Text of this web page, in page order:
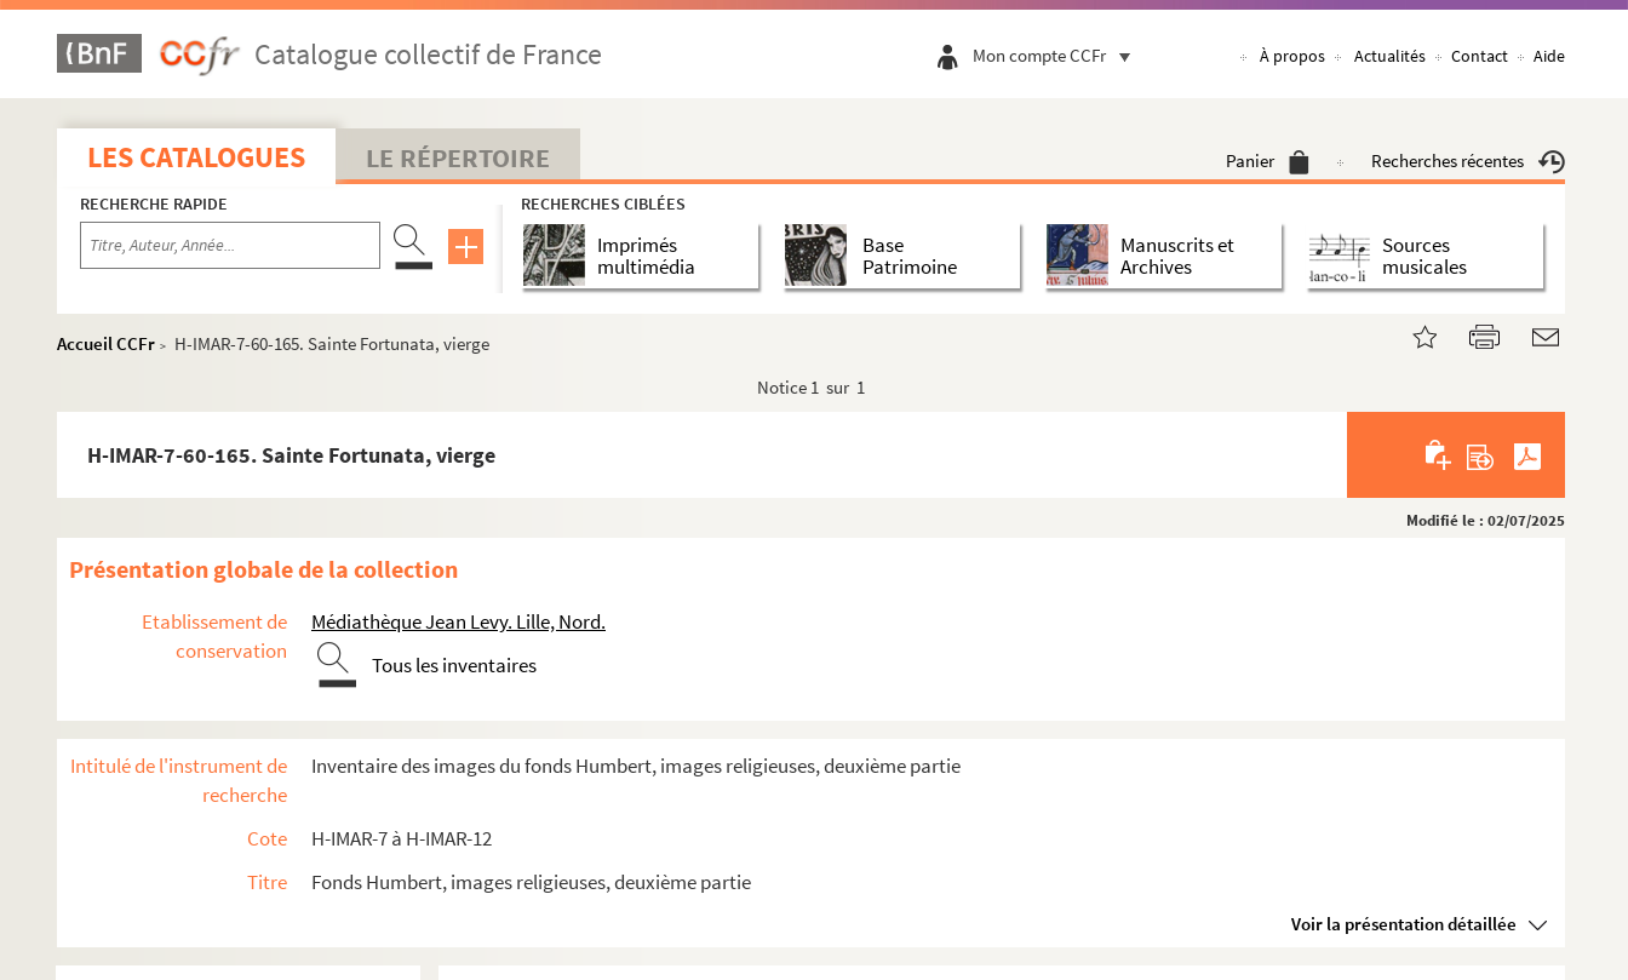
Catalogue collectif de France Mon compte CCFr À propos Actualités Contact Aide
LES CATALOGUES LE RÉPERTOIRE Panier Recherches récentes
RECHERCHE RAPIDE RECHERCHES CIBLÉES
Imprimés
multimédia
Base
Patrimoine
Manuscrits et
Archives
Sources
musicales
Accueil CCFr >
H-IMAR-7-60-165. Sainte Fortunata, vierge
Notice 1 sur 1
H-IMAR-7-60-165. Sainte Fortunata, vierge
Modifié le : 02/07/2025
Présentation globale de la collection
Etablissement de
conservation
Médiathèque Jean Levy. Lille, Nord.
Tous les inventaires
Intitulé de l'instrument de
recherche
Inventaire des images du fonds Humbert, images religieuses, deuxième partie
Cote
H-IMAR-7 à H-IMAR-12
Titre
Fonds Humbert, images religieuses, deuxième partie
Voir la présentation détaillée
H-IMAR-7-4-6. Fantinus - Fandila
H-IMAR-7-4-7. Fantinus - Fandila
H-IMAR-7-5-8. Saint Fabianus, pape
H-IMAR-7-5-9. Saint Fabianus, pape
H-IMAR-7-5-10. Saint Fabianus, pape
Saint Faustin et saint Jovite
Saint Férréol
Saint Firmin
Saint Finian - Saint Finbar - Saint Firmilianus
Saint Fiacre
Saint Fidèle de Sigmaringen
H-IMAR-7-54-154. Flocellus - Filiaster
H-IMAR-7-54-155. Flocellus - Filiaster
Sainte Flore